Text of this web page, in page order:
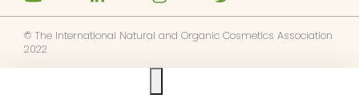
© The International Natural and Organic Cosmetics Association
2022